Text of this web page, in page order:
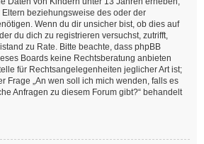
beziehungsweise des oder der
Wenn du dir unsicher bist, ob dies auf
du dich zu registrieren versuchst, zutrifft,
zu Rate. Bitte beachte, dass phpBB
Boards keine Rechtsberatung anbieten
für Rechtsangelegenheiten jeglicher Art ist;
Frage „An wen soll ich mich wenden, falls es
Anfragen zu diesem Forum gibt?“ behandelt